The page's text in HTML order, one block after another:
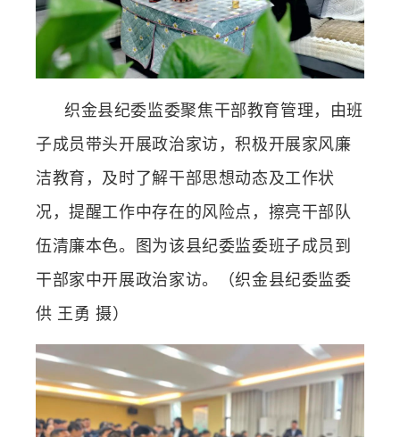
织金县纪委监委聚焦干部教育管理，由班
子成员带头开展政治家访，积极开展家风廉
洁教育，及时了解干部思想动态及工作状
况，提醒工作中存在的风险点，擦亮干部队
伍清廉本色。图为该县纪委监委班子成员到
干部家中开展政治家访。（织金县纪委监委
供 王勇 摄）